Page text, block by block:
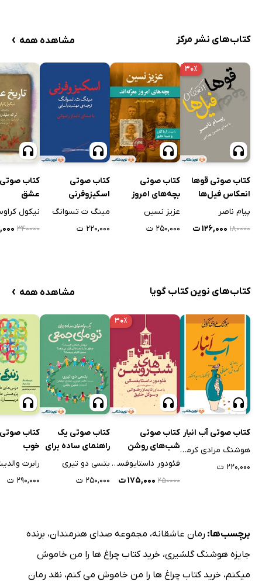
کتاب‌های نشر مرکز مشاهده همه ›
۳۰٪
کتاب صوتی قوها
انعکاس فیل‌ها
پیام ناصر
۱۸۰۰۰۰ ۱۲۶,۰۰۰ ت
کتاب صوتی
بچه‌های امروز
معرکه‌اند
عزیز نسین
۲۵۰,۰۰۰ ت
کتاب صوتی
اسکیزوفرنی
مینگ ت تسوانگ
۲۲۰,۰۰۰ ت
کتاب صوتی
عشق
نیکول
۳۴۰۰۰۰
کتاب‌های نوین کتاب گویا مشاهده همه ›
کتاب صوتی آب انبار
هوشنگ مرادی کرمانی
۲۲۰,۰۰۰ ت
۳۰٪
کتاب صوتی
شب‌های روشن
فئودور داستایوفسکی
۲۵۰۰۰۰ ۱۷۵,۰۰۰ ت
کتاب صوتی یک
راهنمای ساده برای
ترومای جمعی
بتسی دو تیری
۲۵۰,۰۰۰ ت
کتاب صوتی
خوب
رابرت
۲۹۰,۰۰۰ ت
برچسب‌ها: رمان عاشقانه، مجموعه صدای هنرمندان، برنده
جایزه هوشنگ گلشیری، خرید کتاب چراغ ها را من خاموش
میکنم، خرید کتاب چراغ ها را من خاموش می کنم، نقد رمان